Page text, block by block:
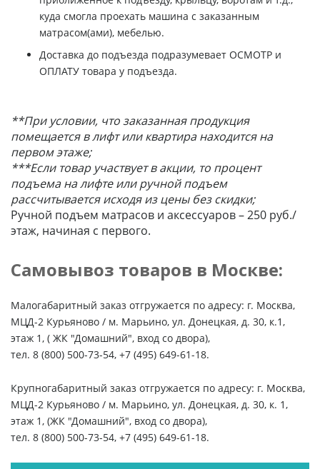
куда смогла проехать машина с заказанным
матрасом(ами), мебелью.
Доставка до подъезда подразумевает ОСМОТР и
ОПЛАТУ товара у подъезда.
**При условии, что заказанная продукция
помещается в лифт или квартира находится на
первом этаже;
***Если товар участвует в акции, то процент
подъема на лифте или ручной подъем
рассчитывается исходя из цены без скидки;
Ручной подъем матрасов и аксессуаров – 250 руб./
этаж, начиная с первого.
Самовывоз товаров в Москве:
Малогабаритный заказ отгружается по адресу: г. Москва,
МЦД-2 Курьяново / м. Марьино, ул. Донецкая, д. 30, к.1,
этаж 1, ( ЖК "Домашний", вход со двора),
тел. 8 (800) 500-73-54, +7 (495) 649-61-18.
Крупногабаритный заказ отгружается по адресу: г. Москва,
МЦД-2 Курьяново / м. Марьино, ул. Донецкая, д. 30, к. 1,
этаж 1, (ЖК "Домашний", вход со двора),
тел. 8 (800) 500-73-54, +7 (495) 649-61-18.